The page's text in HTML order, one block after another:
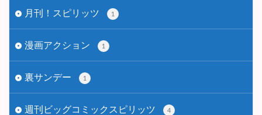
月刊！スピリッツ 1
漫画アクション 1
裏サンデー 1
週刊ビッグコミックスピリッツ 4